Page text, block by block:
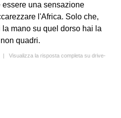
una sensazione
l'Africa. Solo che,
mano su quel dorso hai la
quadri.
| Visualizza la risposta completa su drive-